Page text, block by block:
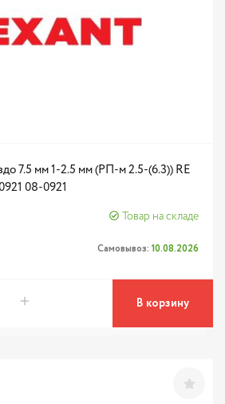
7.5 мм 1-2.5 мм (РП-м 2.5-(6.3)) RE
08-0921
Товар на складе
Самовывоз: 10.08.2026
В корзину